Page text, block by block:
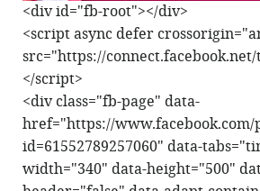
<div id="fb-root"></div>
<script async defer
src="https://
</script>
<div class="fb-page" data-
href="https://
id=61552789257060" data-
width="340" data-height="500"